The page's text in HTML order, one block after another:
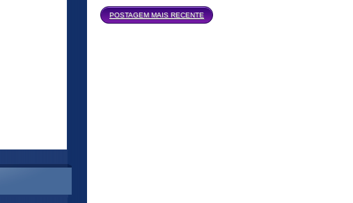
POSTAGEM MAIS RECENTE